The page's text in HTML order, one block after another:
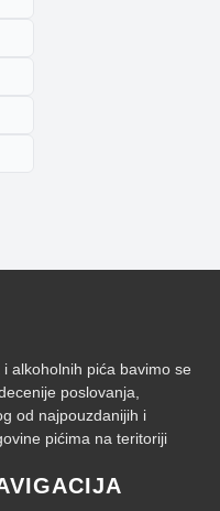
alkoholnih pića bavimo se
poslovanja,
od najpouzdanijih i
pićima na teritoriji